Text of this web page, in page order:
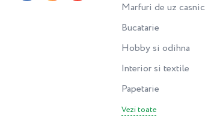
Marfuri de uz casnic
Bucatarie
Hobby si odihna
Interior si textile
Papetarie
Vezi toate